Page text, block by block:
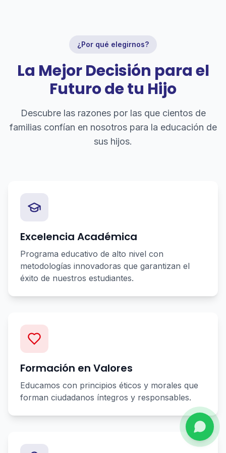
¿Por qué elegirnos?
La Mejor Decisión para el
Futuro de tu Hijo
Descubre las razones por las que cientos de
familias confían en nosotros para la educación de
sus hijos.
Excelencia Académica
Programa educativo de alto nivel con
metodologías innovadoras que garantizan el
éxito de nuestros estudiantes.
Formación en Valores
Educamos con principios éticos y morales que
forman ciudadanos íntegros y responsables.